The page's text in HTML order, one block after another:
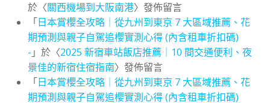
於〈關西機場到大阪南港〉發佈留言
「日本賞櫻全攻略｜從九州到東京 7 大區域推薦、花
期預測與親子自駕追櫻實測心得 (內含租車折扣碼)
- 」於〈2025 新宿車站飯店推薦｜10 間交通便利、夜
景佳的新宿住宿指南〉發佈留言
「日本賞櫻全攻略｜從九州到東京 7 大區域推薦、花
期預測與親子自駕追櫻實測心得 (內含租車折扣碼)